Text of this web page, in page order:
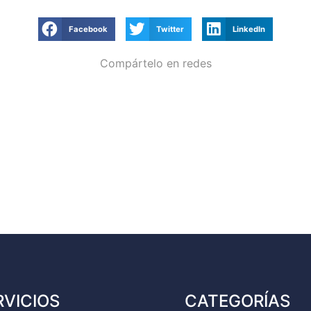
Facebook Twitter LinkedIn
Compártelo en redes
CATEGORÍAS